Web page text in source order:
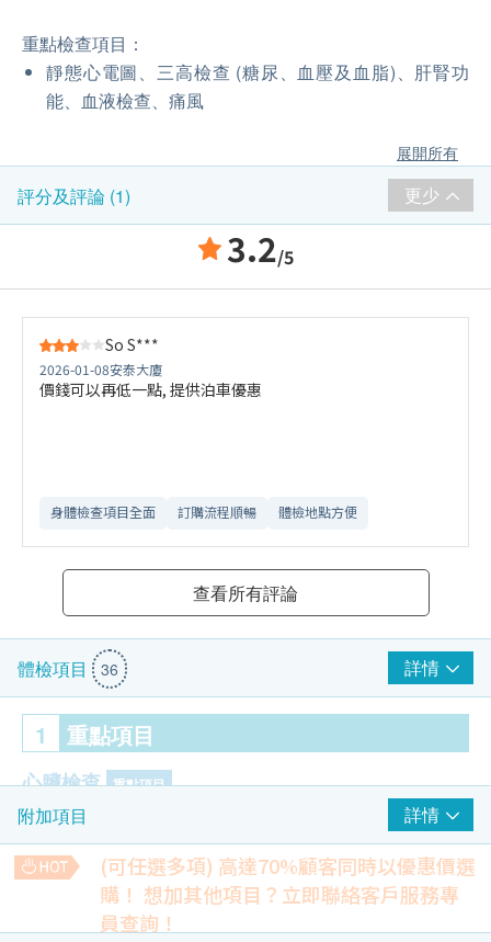
重點檢查項目：
靜態心電圖、三高檢查 (糖尿、血壓及血脂)、肝腎功
能、血液檢查、痛風
展開所有
評分及評論 (1) 更少
3.2/5
So S***
2026-01-08安泰大廈
價錢可以再低一點, 提供泊車優惠
身體檢查項目全面 訂購流程順暢 體檢地點方便
查看所有評論
體檢項目 36 詳情
1 重點項目
心臟檢查 重點項目
靜態心電圖
血脂 重點項目
總膽固醇
附加項目 詳情
(可任選多項) 高達70%顧客同時以優惠價選
購！ 想加其他項目？立即聯絡客戶服務專
員查詢！